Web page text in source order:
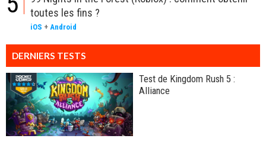
toutes les fins ?
iOS + Android
DERNIERS TESTS
Test de Kingdom Rush 5 :
Alliance